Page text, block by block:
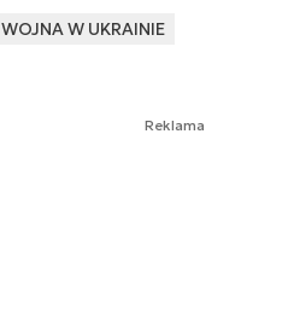
WOJNA W UKRAINIE
Reklama